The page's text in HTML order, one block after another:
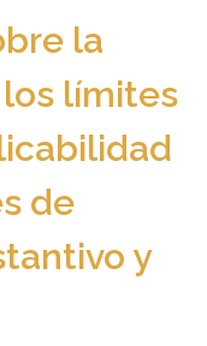
la
límites
de
y